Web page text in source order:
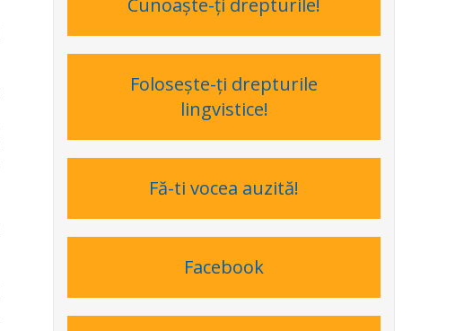
Foloseşte-ţi drepturile
lingvistice!
Fă-ti vocea auzită!
Facebook